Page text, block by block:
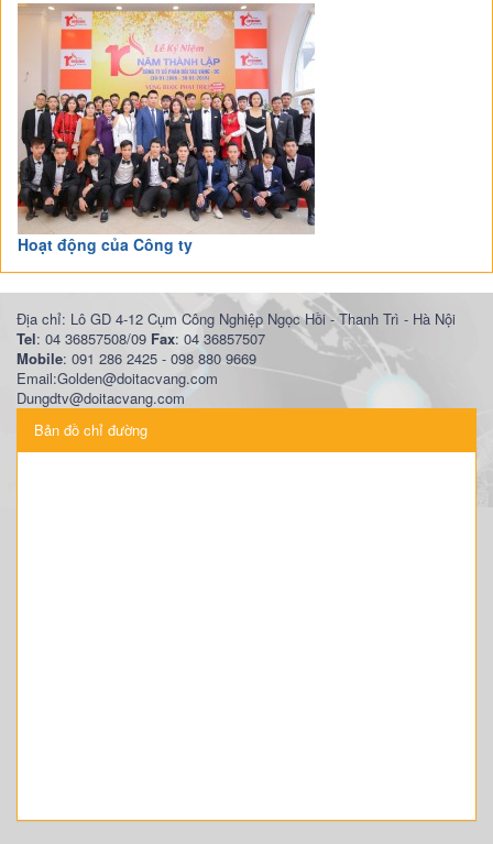
Hoạt động của Công ty
Địa chỉ: Lô GD 4-12 Cụm Công Nghiệp Ngọc Hồi - Thanh Trì - Hà Nội
Tel: 04 36857508/09 Fax: 04 36857507
Mobile: 091 286 2425 - 098 880 9669
Email:Golden@doitacvang.com
Dungdtv@doitacvang.com
Bản đồ chỉ đường